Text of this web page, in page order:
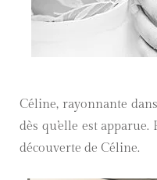
Céline, rayonnante
dès qu’elle est
découverte de Céline.